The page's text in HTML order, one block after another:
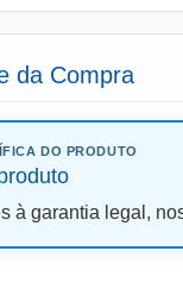
da Compra
DO PRODUTO
à garantia legal,